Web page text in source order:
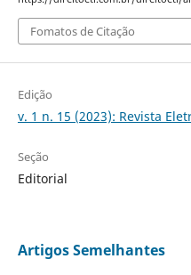
Fomatos de Citação
Edição
v. 1 n. 15 (2023): Revista
Seção
Editorial
Artigos Semelhantes